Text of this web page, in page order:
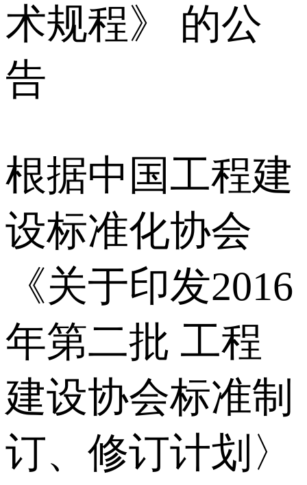
术规程》 的公
告
根据中国工程建
设标准化协会
《关于印发2016
年第二批 工程
建设协会标准制
订、修订计划〉